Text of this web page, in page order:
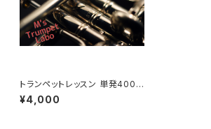
トランペットレッスン 単発4000
円/ 1レッスン約40〜50分
¥4,000